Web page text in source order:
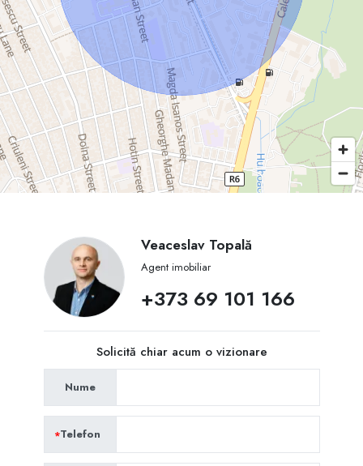
Veaceslav Topală
Agent imobiliar
+373 69 101 166
Solicită chiar acum o vizionare
Nume
Telefon